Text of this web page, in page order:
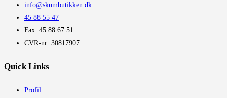
info@skumbutikken.dk
45 88 55 47
Fax: 45 88 67 51
CVR-nr: 30817907
Quick Links
Profil